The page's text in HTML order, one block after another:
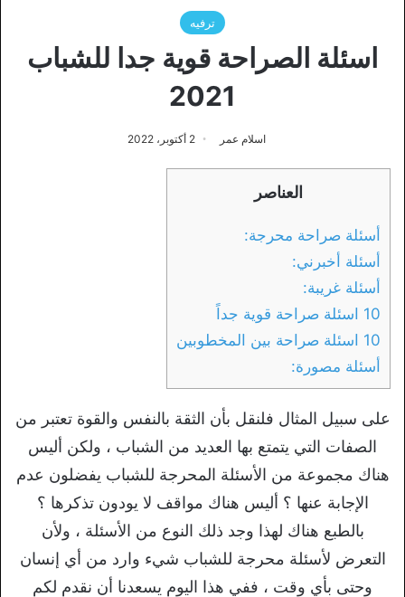
ترفيه
اسئلة الصراحة قوية جدا للشباب
2021
اسلام عمر 2 أكتوبر، 2022
العناصر
أسئلة صراحة محرجة:
أسئلة أخبرني:
أسئلة غريبة:
10 اسئلة صراحة قوية جداً
10 اسئلة صراحة بين المخطوبين
أسئلة مصورة:
على سبيل المثال فلنقل بأن الثقة بالنفس والقوة تعتبر من
الصفات التي يتمتع بها العديد من الشباب ، ولكن أليس
هناك مجموعة من الأسئلة المحرجة للشباب يفضلون عدم
الإجابة عنها ؟ أليس هناك مواقف لا يودون تذكرها ؟
بالطبع هناك لهذا وجد ذلك النوع من الأسئلة ، ولأن
التعرض لأسئلة محرجة للشباب شيء وارد من أي إنسان
وحتى بأي وقت ، ففي هذا اليوم يسعدنا أن نقدم لكم